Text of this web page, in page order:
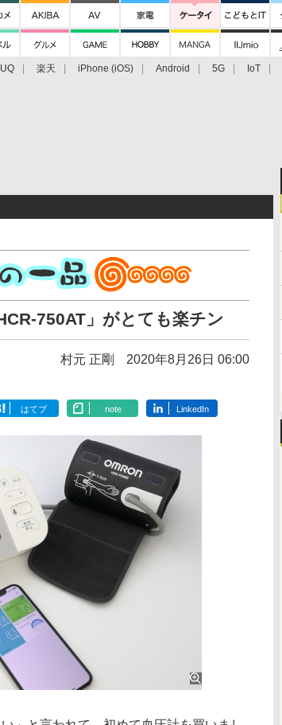
UQ 楽天 iPhone (iOS) Android 5G IoT
750AT」がとても楽チン
村元 正剛 2020年8月26日 06:00
はてブ note LinkedIn